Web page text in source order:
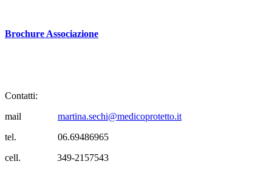
Brochure Associazione
Contatti:
mail martina.sechi@medicoprotetto.it
tel. 06.69486965
cell. 349-2157543